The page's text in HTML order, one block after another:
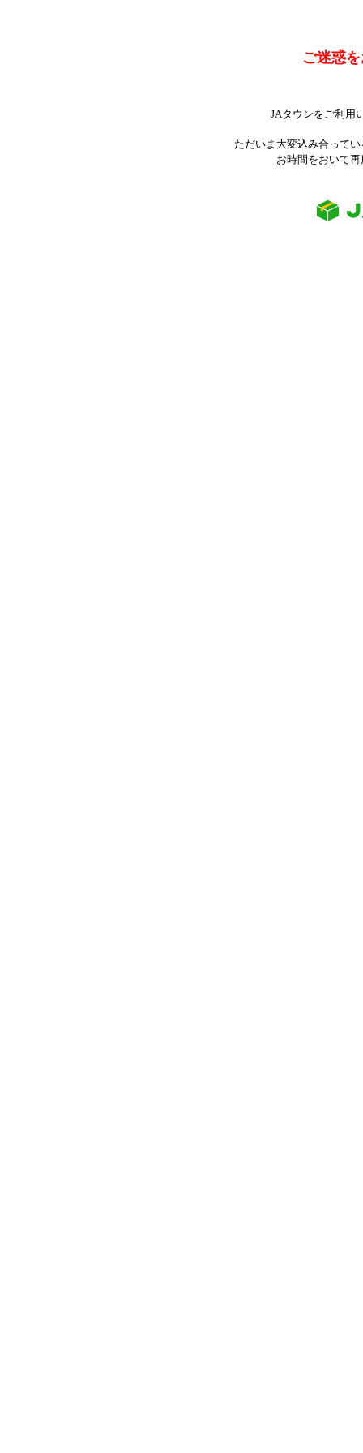
ご迷惑
JAタウンをご利用
ただいま大変込み合って
お時間をおいて